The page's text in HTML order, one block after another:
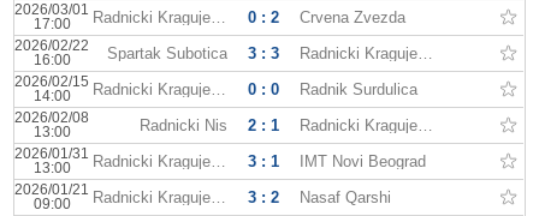
2026/03/01
17:00
Radnicki Kragujevac 0 : 2 Crvena Zvezda
2026/02/22
16:00
Spartak Subotica 3 : 3 Radnicki Kragujevac
2026/02/15
14:00
Radnicki Kragujevac 0 : 0 Radnik Surdulica
2026/02/08
13:00
Radnicki Nis 2 : 1 Radnicki Kragujevac
2026/01/31
13:00
Radnicki Kragujevac 3 : 1 IMT Novi Beograd
2026/01/21
09:00
Radnicki Kragujevac 3 : 2 Nasaf Qarshi